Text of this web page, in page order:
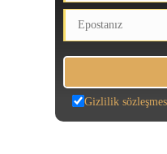
Gizlilik